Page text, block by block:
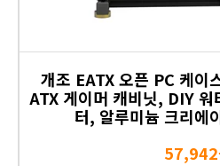
개조 EATX 오픈 PC 케이
ATX 게이머 캐비닛, DIY
터, 알루미늄 크리에
57,942